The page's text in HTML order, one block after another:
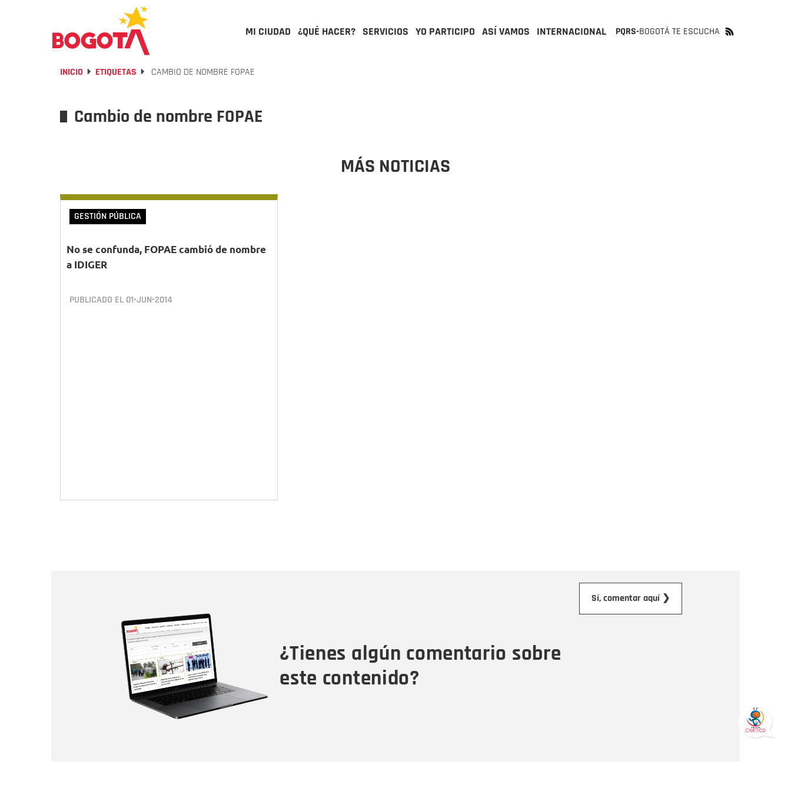
MI CIUDAD ¿QUÉ HACER? SERVICIOS YO PARTICIPO ASÍ VAMOS INTERNACIONAL PQRS-BOGOTÁ TE ESCUCHA
INICIO ETIQUETAS CAMBIO DE NOMBRE FOPAE
Cambio de nombre FOPAE
MÁS NOTICIAS
GESTIÓN PÚBLICA
No se confunda, FOPAE cambió de nombre
a IDIGER
PUBLICADO EL 01•JUN•2014
¿Tienes algún comentario sobre
este contenido?
Sí, comentar aquí ❯